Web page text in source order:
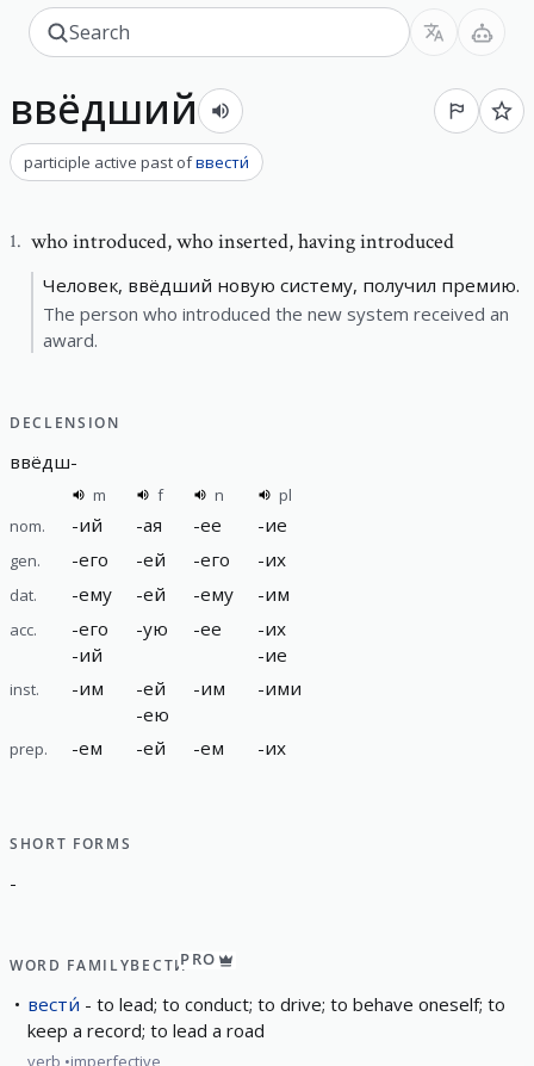
ввёдший
participle active past ofввести́
1. who introduced,who inserted, having introduced
Человек, ввёдший новую систему, получил премию.
The person who introduced the new system received an
award.
DECLENSION
ввёдш-
m f n
pl
nom.
-ий -ая -ее -ие
gen. -его -ей -его -их
dat. -ему -ей -ему -им
acc. -его
-ий
-ую -ее -их
-ие
inst. -им -ей
-ею
-им -ими
prep. -ем -ей -ем -их
SHORT FORMS
-
WORD FAMILYВЕСТИ́PRO
вести́
to lead; to conduct; to drive; to behave oneself; to
keep a record; to lead a road
verb imperfective